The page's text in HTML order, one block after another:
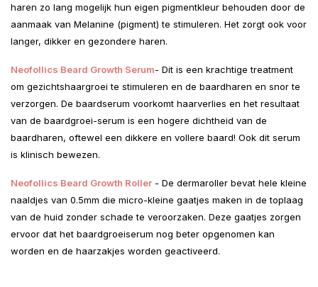
haren zo lang mogelijk hun eigen pigmentkleur behouden door de
aanmaak van Melanine (pigment) te stimuleren. Het zorgt ook voor
langer, dikker en gezondere haren.
Neofollics Beard Growth Serum- Dit is een krachtige treatment
om gezichtshaargroei te stimuleren en de baardharen en snor te
verzorgen. De baardserum voorkomt haarverlies en het resultaat
van de baardgroei-serum is een hogere dichtheid van de
baardharen, oftewel een dikkere en vollere baard! Ook dit serum
is klinisch bewezen.
Neofollics Beard Growth Roller - De dermaroller bevat hele kleine
naaldjes van 0.5mm die micro-kleine gaatjes maken in de toplaag
van de huid zonder schade te veroorzaken. Deze gaatjes zorgen
ervoor dat het baardgroeiserum nog beter opgenomen kan
worden en de haarzakjes worden geactiveerd.